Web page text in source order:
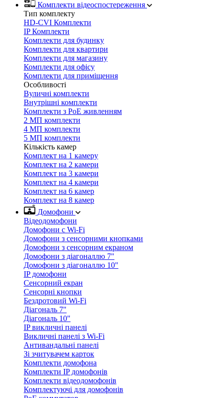
Комплекти відеоспостереження
Тип комплекту
HD-CVI Комплекти
IP Комплекти
Комплекти для будинку
Комплекти для квартири
Комплекти для магазину
Комплекти для офісу
Комплекти для приміщення
Особливості
Вуличні комплекти
Внутрішні комплекти
Комплекти з PoE живленням
2 МП комплекти
4 МП комплекти
5 МП комплекти
Кількість камер
Комплект на 1 камеру
Комплект на 2 камери
Комплект на 3 камери
Комплект на 4 камери
Комплект на 6 камер
Комплект на 8 камер
Домофони
Відеодомофони
Домофони с Wi-Fi
Домофони з сенсорними кнопками
Домофони з сенсорним екраном
Домофони з діагоналлю 7"
Домофони з діагоналлю 10"
IP домофони
Сенсорний екран
Сенсорні кнопки
Бездротовий Wi-Fi
Діагональ 7"
Діагональ 10"
IP викличні панелі
Викличні панелі з Wi-Fi
Антивандальні панелі
Зі зчитувачем карток
Комплекти домофона
Комплекти IP домофонів
Комплекти відеодомофонів
Комплектуючі для домофонів